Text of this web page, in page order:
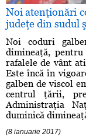
Noi atenţionări
judeţe din sudul
Noi coduri
dimineaţă,
rafalele de vânt
Este încă în
galben de viscol
centrul ţării,
Administraţia
duminică
(8 ianuarie 2017)